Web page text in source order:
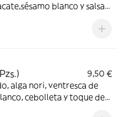
blanco y salsa
9,50 €
alga nori, ventresca de
cebolleta y toque de